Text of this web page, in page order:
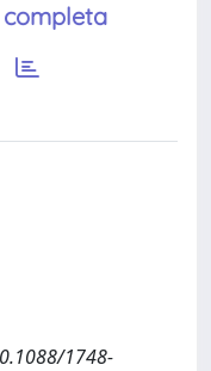
completa
1748-